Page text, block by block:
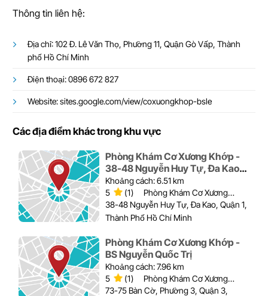
Thông tin liên hệ:
Địa chỉ: 102 Đ. Lê Văn Thọ, Phường 11, Quận Gò Vấp, Thành
phố Hồ Chí Minh
Điện thoại: 0896 672 827
Website: sites.google.com/view/coxuongkhop-bsle
Các địa điểm khác trong khu vực
Phòng Khám Cơ Xương Khớp -
38-48 Nguyễn Huy Tự, Đa Kao,
Quận 1
Khoảng cách: 6.51 km
5
(1)
Phòng Khám Cơ Xương
Khớp
38-48 Nguyễn Huy Tự, Đa Kao, Quận 1,
Thành Phố Hồ Chí Minh
Phòng Khám Cơ Xương Khớp -
BS Nguyễn Quốc Trị
Khoảng cách: 7.96 km
5
(1)
Phòng Khám Cơ Xương
Khớp
73-75 Bàn Cờ, Phường 3, Quận 3,